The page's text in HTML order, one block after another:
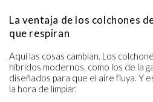
La ventaja de los colchones
que respiran
Aquí las cosas cambian. Los
híbridos modernos, como los de la
diseñados para que el aire fluya. Y
la hora de limpiar.